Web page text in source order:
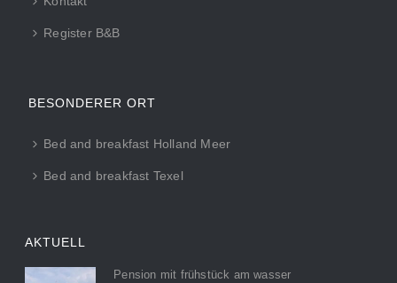
Register B&B
BESONDERER ORT
Bed and breakfast Holland Meer
Bed and breakfast Texel
AKTUELL
Pension mit frühstück am wasser